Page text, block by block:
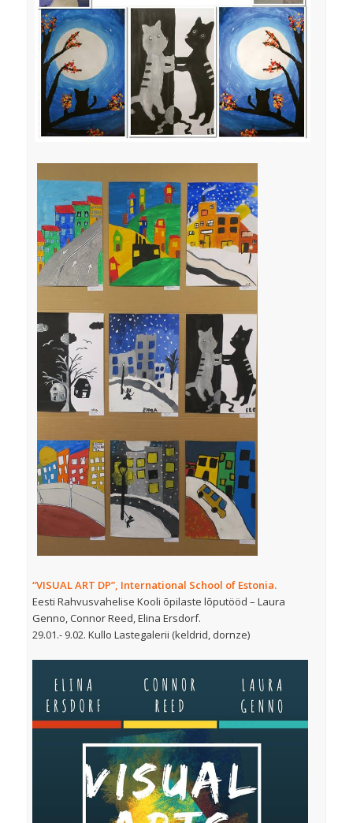
“VISUAL ART DP”, International School of Estonia.
Eesti Rahvusvahelise Kooli õpilaste lõputööd – Laura
Genno, Connor Reed, Elina Ersdorf.
29.01.- 9.02. Kullo Lastegalerii (keldrid, dornze)